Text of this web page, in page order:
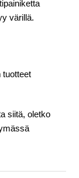
värillä.
tuotteet
siitä, oletko